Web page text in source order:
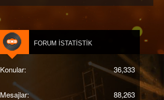
FORUM İSTATISTIK
Konular 36,333
Mesajlar 88,263